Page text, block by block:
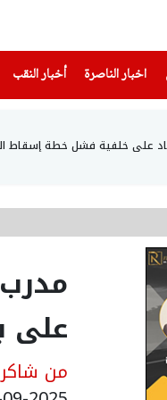
اخبار الناصرة
(current) أخبار النقب
على خلفية فشل خطة إسقاط
على
من